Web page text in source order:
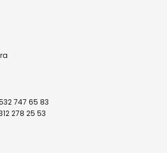
747 65 83
278 25 53